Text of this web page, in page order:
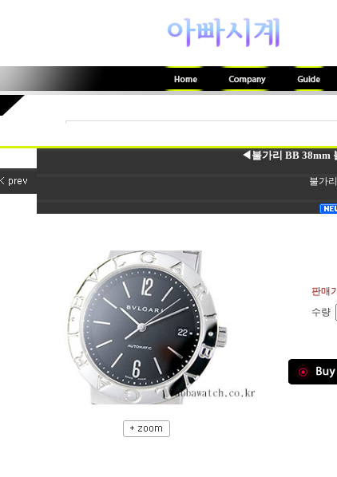
◀불가리 BB 38mm
불가
판매
수량